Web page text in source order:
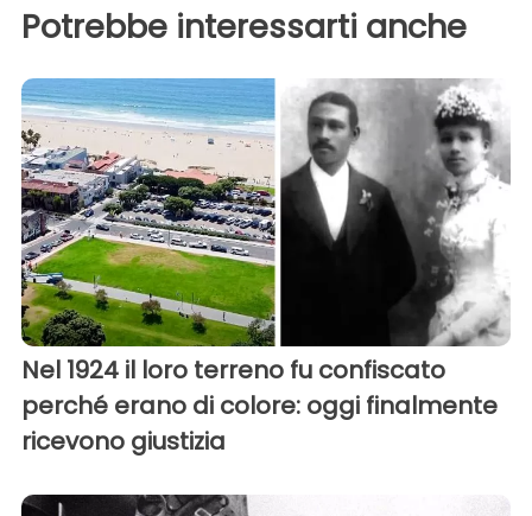
Potrebbe interessarti anche
Nel 1924 il loro terreno fu confiscato
perché erano di colore: oggi finalmente
ricevono giustizia